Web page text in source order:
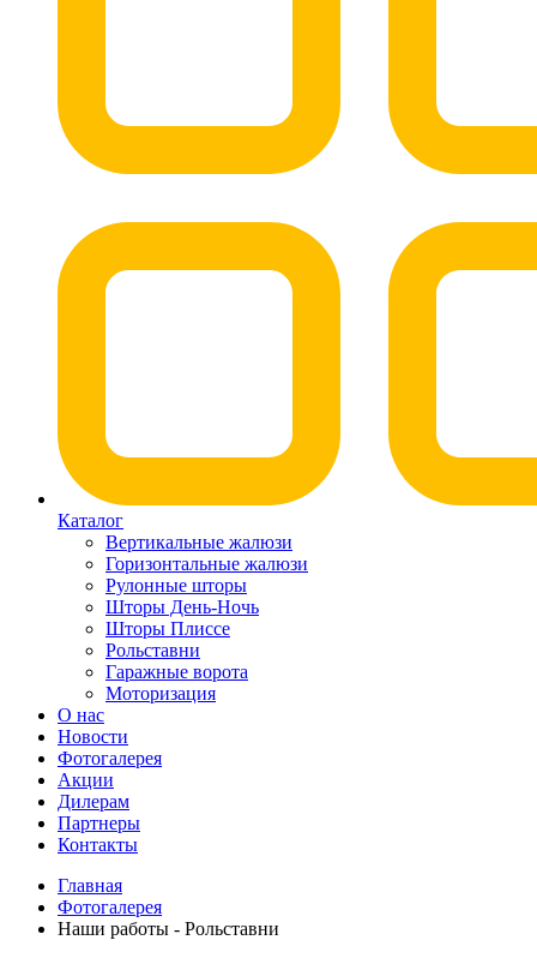
Каталог
Вертикальные жалюзи
Горизонтальные жалюзи
Рулонные шторы
Шторы День-Ночь
Шторы Плиссе
Рольставни
Гаражные ворота
Моторизация
О нас
Новости
Фотогалерея
Акции
Дилерам
Партнеры
Контакты
Главная
Фотогалерея
Наши работы - Рольставни